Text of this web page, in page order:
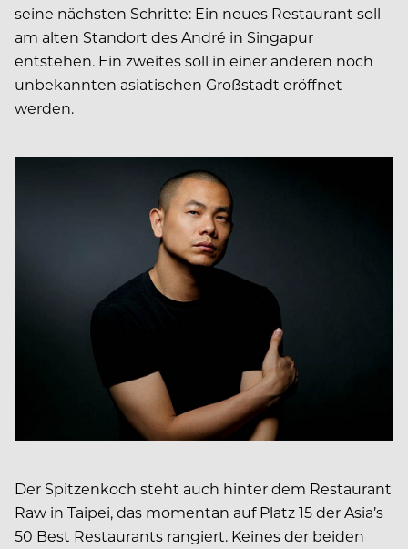
seine nächsten Schritte: Ein neues Restaurant soll
am alten Standort des André in Singapur
entstehen. Ein zweites soll in einer anderen noch
unbekannten asiatischen Großstadt eröffnet
werden.
Der Spitzenkoch steht auch hinter dem Restaurant
Raw in Taipei, das momentan auf Platz 15 der Asia’s
50 Best Restaurants rangiert. Keines der beiden